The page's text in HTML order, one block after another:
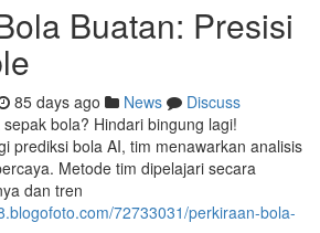
Buatan: Presisi
85 days ago News
Discuss
bola? Hindari bingung lagi!
prediksi bola AI, tim menawarkan analisis
Metode tim dipelajari secara
dan tren
72733031/perkiraan-bola-